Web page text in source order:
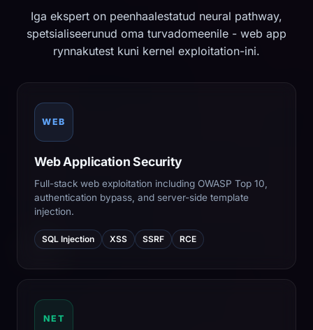
Iga ekspert on peenhaalestatud neural pathway,
spetsialiseerunud oma turvadomeenile - web app
rynnakutest kuni kernel exploitation-ini.
WEB
Web Application Security
Full-stack web exploitation including OWASP Top 10,
authentication bypass, and server-side template
injection.
SQL Injection XSS SSRF RCE
NET